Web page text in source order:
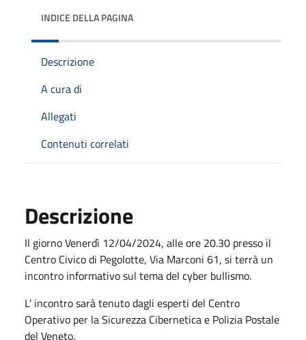
INDICE DELLA PAGINA
Descrizione
A cura di
Allegati
Contenuti correlati
Descrizione
Il giorno Venerdì 12/04/2024, alle ore 20.30 presso il
Centro Civico di Pegolotte, Via Marconi 61, si terrà un
incontro informativo sul tema del cyber bullismo.
L' incontro sarà tenuto dagli esperti del Centro
Operativo per la Sicurezza Cibernetica e Polizia Postale
del Veneto.